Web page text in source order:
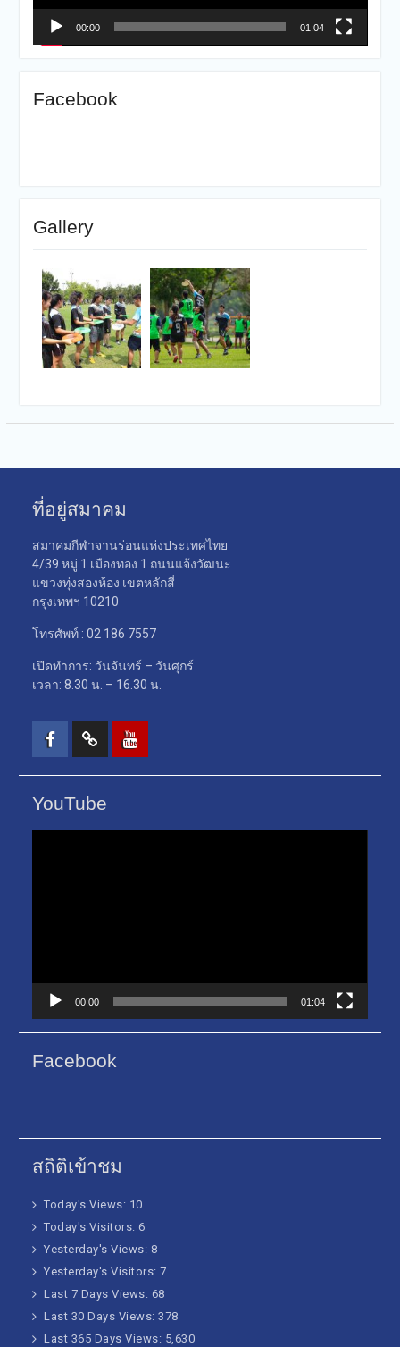
00:00 01:04
Facebook
Gallery
ที่อยู่สมาคม
สมาคมกีฬาจานร่อนแห่งประเทศไทย
4/39 หมู่ 1 เมืองทอง 1 ถนนแจ้งวัฒนะ
แขวงทุ่งสองห้อง เขตหลักสี่
กรุงเทพฯ 10210
โทรศัพท์ : 02 186 7557
เปิดทำการ: วันจันทร์ – วันศุกร์
เวลา: 8.30 น. – 16.30 น.
YouTube
00:00 01:04
Facebook
สถิติเข้าชม
Today's Views: 10
Today's Visitors:6
Yesterday's Views: 8
Yesterday's Visitors:7
Last 7 Days Views: 68
Last 30 Days Views:378
Last 365 Days Views: 5,630